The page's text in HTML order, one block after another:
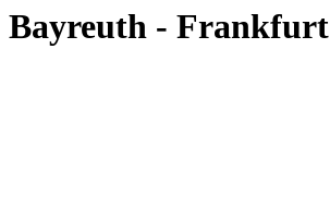
Bayreuth - Frankfurt